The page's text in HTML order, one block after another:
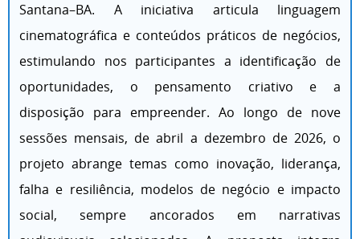
Santana–BA. A iniciativa articula linguagem
cinematográfica e conteúdos práticos de negócios,
estimulando nos participantes a identificação de
oportunidades, o pensamento criativo e a
disposição para empreender. Ao longo de nove
sessões mensais, de abril a dezembro de 2026, o
projeto abrange temas como inovação, liderança,
falha e resiliência, modelos de negócio e impacto
social, sempre ancorados em narrativas